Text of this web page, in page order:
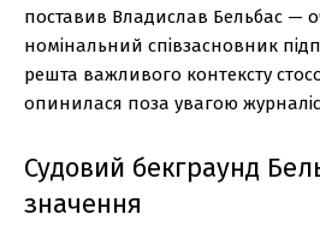
поставив Владислав Бельбас —
номінальний співзасновник
решта важливого контексту
опинилася поза увагою
Судовий бекграунд
значення